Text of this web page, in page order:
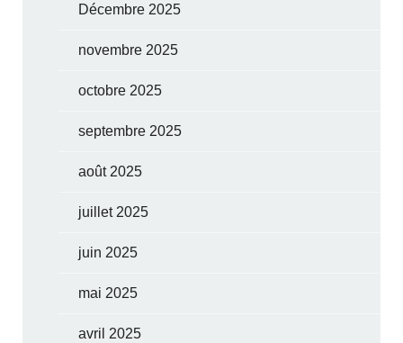
Décembre 2025
novembre 2025
octobre 2025
septembre 2025
août 2025
juillet 2025
juin 2025
mai 2025
avril 2025